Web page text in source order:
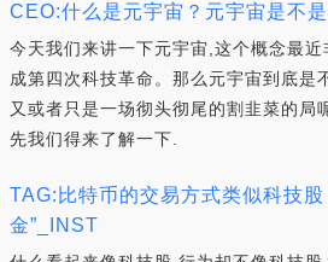
CEO:什么是元宇宙？元宇宙是不
今天我们来讲一下元宇宙,这个概念最
成第四次科技革命。那么元宇宙到底是
又或者只是一场彻头彻尾的割韭菜的局
先我们得来了解一下.
TAG:比特币的交易方式类似科技股
金”_INST